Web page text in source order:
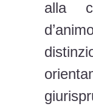
alla